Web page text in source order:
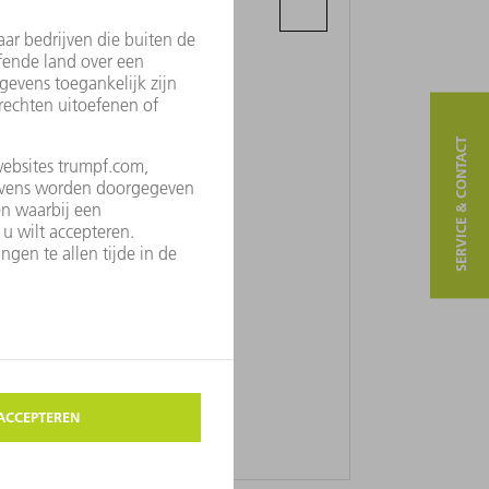
220114 Minsk
SERVICE & CONTACT